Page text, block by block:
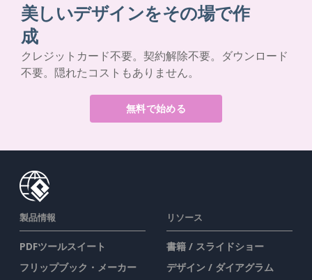
美しいデザインをその場で作
成
クレジットカード不要。契約解除不要。ダウンロード
不要。隠れたコストもありません。
無料で始める
製品情報
PDFツールスイート
フリップブック・メーカー
リソース
書籍 / スライドショー
デザイン / ダイアグラム